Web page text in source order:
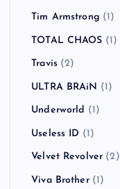
Tim Armstrong (1)
TOTAL CHAOS (1)
Travis(2)
ULTRA BRAiN (1)
Underworld (1)
Useless ID (1)
Velvet Revolver (2)
Viva Brother(1)